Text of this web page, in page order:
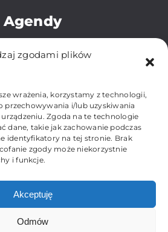
zgodami plików
wrażenia, korzystamy z technologii,
przechowywania i/lub uzyskiwania
Zgoda na te technologie
dane, takie jak zachowanie podczas
identyfikatory na tej stronie. Brak
zgody może niekorzystnie
i funkcje.
Akceptuję
Odmów
Agendy
Polskiego